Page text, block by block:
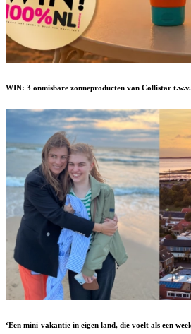
WIN: 3 onmisbare zonneproducten van Collistar
‘Een mini-vakantie in eigen land, die voelt als een